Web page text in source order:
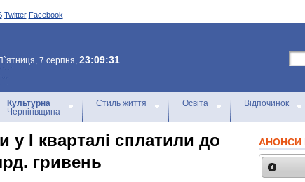
Twitter Facebook
7 серпня, 23:09:31
Культурна
Чернігівщина
Стиль життя Освіта Відпочинок
у І кварталі сплатили до
гривень
АНОНСИ